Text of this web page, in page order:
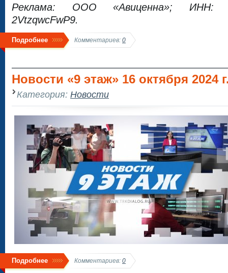
Реклама: ООО «Авиценна»; ИНН:
2VtzqwcFwP9.
Подробнее Комментариев: 0
Новости «9 этаж» 16 октября 2024
Категория: Новости
Подробнее Комментариев: 0